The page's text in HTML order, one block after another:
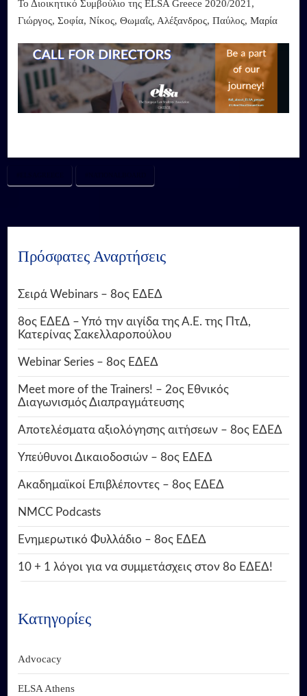
Το Διοικητικό Συμβούλιο της ELSA Greece 2020/2021,
Γιώργος, Σοφία, Νίκος, Θωμαΐς, Αλέξανδρος, Παύλος, Μαρία
Πρόσφατες Αναρτήσεις
Σειρά Webinars – 8ος ΕΔΕΔ
8ος ΕΔΕΔ – Υπό την αιγίδα της Α.Ε. της ΠτΔ,
Κατερίνας Σακελλαροπούλου
Webinar Series – 8ος ΕΔΕΔ
Meet more of the Trainers! – 2ος Εθνικός
Διαγωνισμός Διαπραγμάτευσης
Αποτελέσματα αξιολόγησης αιτήσεων – 8ος ΕΔΕΔ
Υπεύθυνοι Δικαιοδοσιών – 8ος ΕΔΕΔ
Ακαδημαϊκοί Επιβλέποντες – 8ος ΕΔΕΔ
NMCC Podcasts
Ενημερωτικό Φυλλάδιο – 8ος ΕΔΕΔ
10 + 1 λόγοι για να συμμετάσχεις στον 8ο ΕΔΕΔ!
Κατηγορίες
Advocacy
ELSA Athens